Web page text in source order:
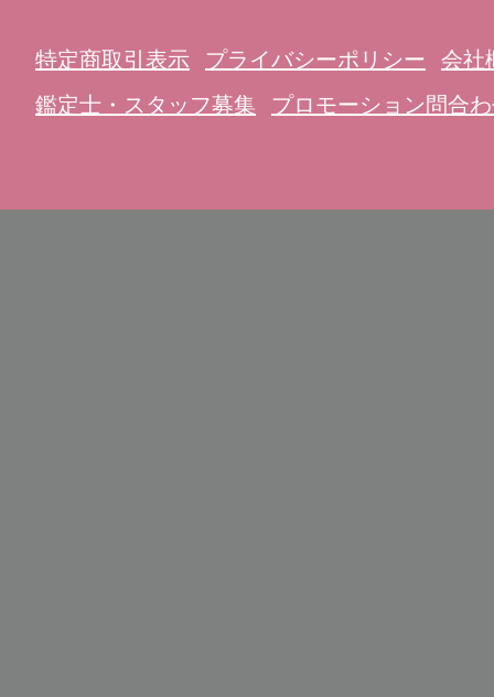
特定商取引表示 プライバシーポリシー
会社
鑑定士・スタッフ募集
プロモーション問合